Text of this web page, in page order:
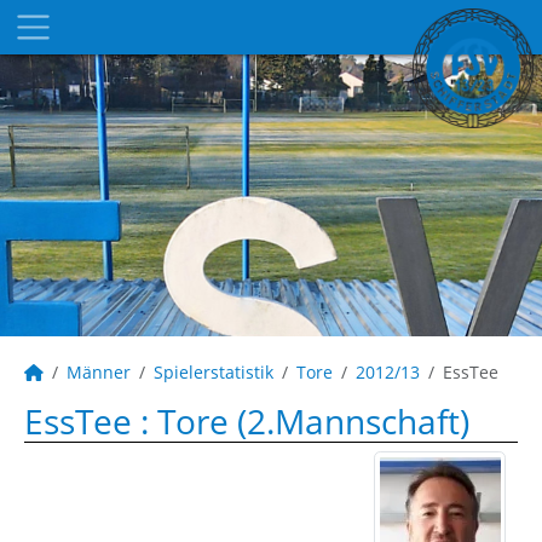
Männer Spielerstatistik Tore 2012/13 EssTee
EssTee : Tore (2.Mannschaft)